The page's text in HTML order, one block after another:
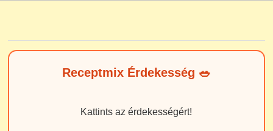
Receptmix Érdekesség 🥗
Kattints az érdekességért!